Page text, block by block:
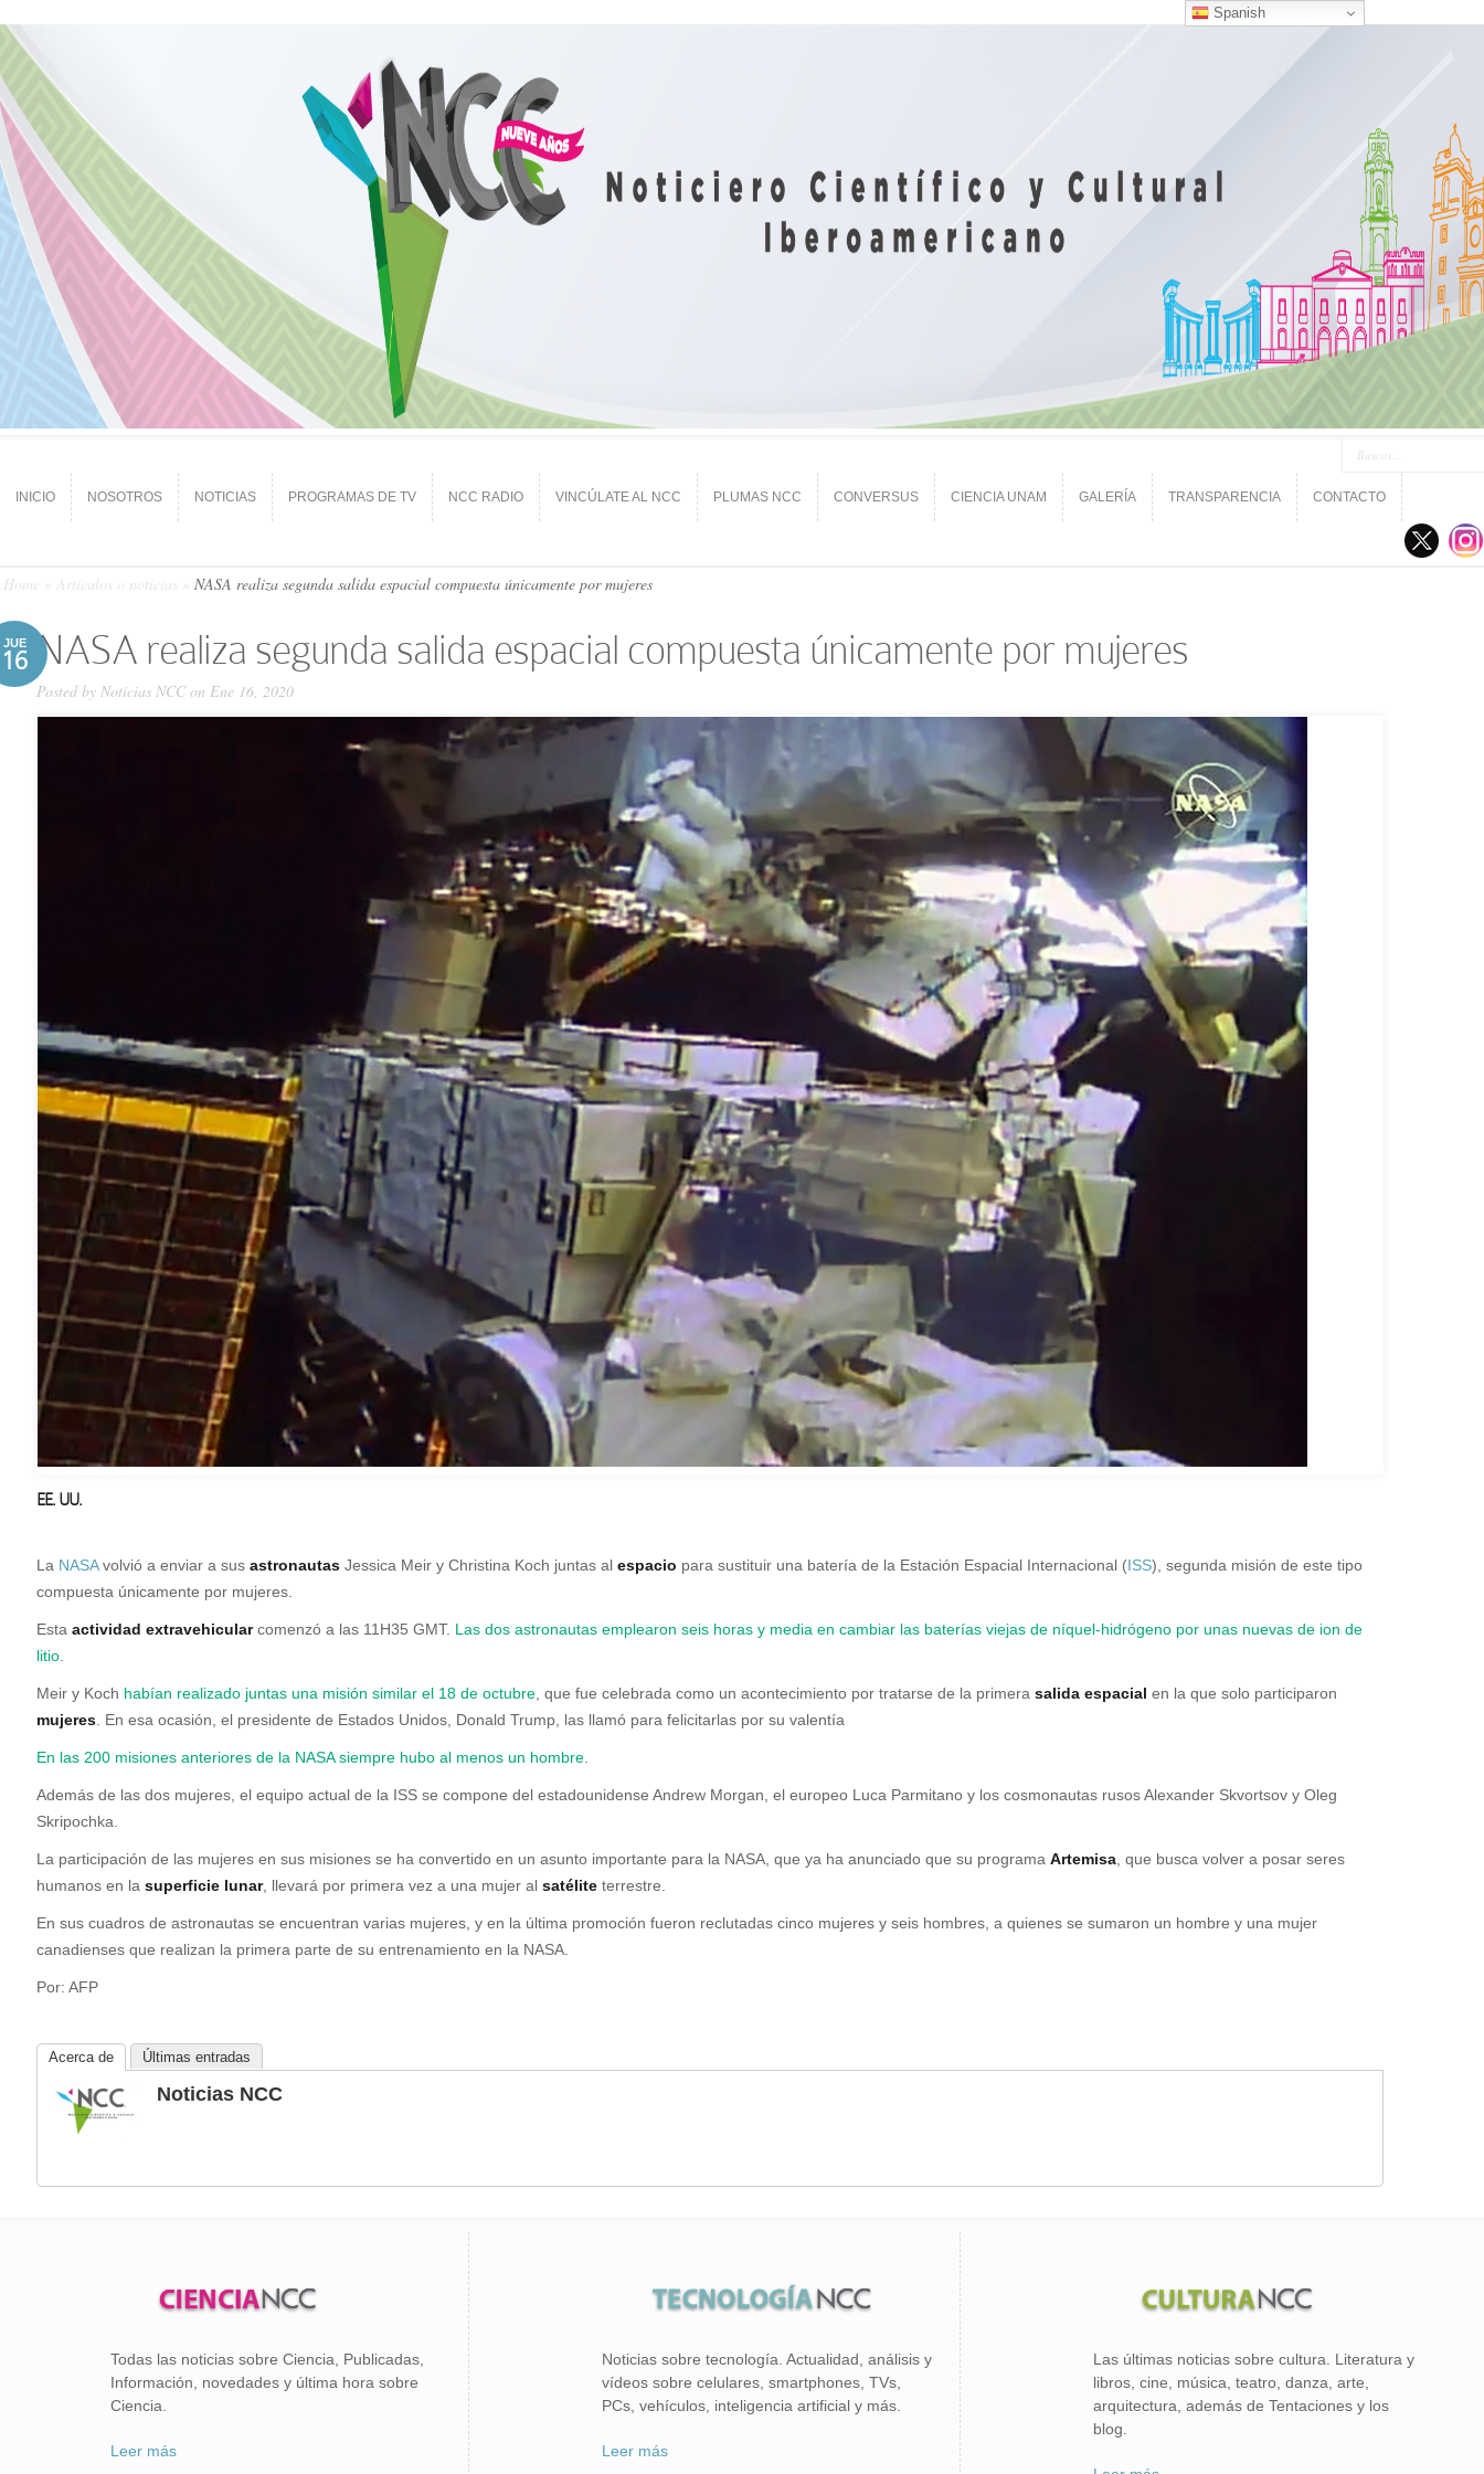
INICIO NOSOTROS NOTICIAS PROGRAMAS DE TV NCC RADIO VINCÚLATE AL NCC PLUMAS NCC CONVERSUS CIENCIA UNAM GALERÍA TRANSPARENCIA CONTACTO
Home Artículos o noticias NASA realiza segunda salida espacial compuesta únicamente por mujeres
JUE
16 NASA realiza segunda salida espacial compuesta únicamente por mujeres
Posted by Noticias NCCon Ene 16, 2020
EE. UU.
La NASAvolvió a enviar a sus astronautas Jessica Meir y Christina Koch juntas al espacio para sustituir una batería de la Estación Espacial Internacional (ISS), segunda misión de este tipo
compuesta únicamente por mujeres.
Esta actividad extravehicularcomenzó a las 11H35 GMT. Las dos astronautas emplearon seis horas y media en cambiar las baterías viejas de níquel-hidrógeno por unas nuevas de ion de
litio.
Meir y Koch habían realizado juntas una misión similar el 18 de octubre, que fue celebrada como un acontecimiento por tratarse de la primera salida espacial en la que solo participaron
mujeres. En esa ocasión, el presidente de Estados Unidos, Donald Trump, las llamó para felicitarlas por su valentía
En las 200 misiones anteriores de la NASA siempre hubo al menos un hombre.
Además de las dos mujeres, el equipo actual de la ISS se compone del estadounidense Andrew Morgan, el europeo Luca Parmitano y los cosmonautas rusos Alexander Skvortsov y Oleg
Skripochka.
La participación de las mujeres en sus misiones se ha convertido en un asunto importante para la NASA, que ya ha anunciado que su programa Artemisa, que busca volver a posar seres
humanos en la superficie lunar, llevará por primera vez a una mujer al satélite terrestre.
En sus cuadros de astronautas se encuentran varias mujeres, y en la última promoción fueron reclutadas cinco mujeres y seis hombres, a quienes se sumaron un hombre y una mujer
canadienses que realizan la primera parte de su entrenamiento en la NASA.
Por: AFP
Acerca de Últimas entradas
Noticias NCC
Todas las noticias sobre Ciencia, Publicadas,
Información, novedades y última hora sobre
Ciencia.
Leer más
Noticias sobre tecnología. Actualidad, análisis y
vídeos sobre celulares, smartphones, TVs,
PCs, vehículos, inteligencia artificial y más.
Leer más
Las últimas noticias sobre cultura. Literatura y
libros, cine, música, teatro, danza, arte,
arquitectura, además de Tentaciones y los
blog.
Spanish